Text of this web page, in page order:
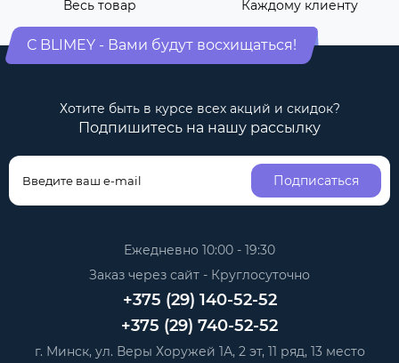
Весь товар
Каждому клиенту
С BLIMEY - Вами будут восхищаться!
Хотите быть в курсе всех акций и скидок?
Подпишитесь на нашу рассылку
Подписаться
Ежедневно 10:00 - 19:30
Заказ через сайт - Круглосуточно
+375 (29) 140-52-52
+375 (29) 740-52-52
г. Минск, ул. Веры Хоружей 1А, 2 эт, 11 ряд, 13 место